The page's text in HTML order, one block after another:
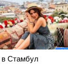
в Стамбул